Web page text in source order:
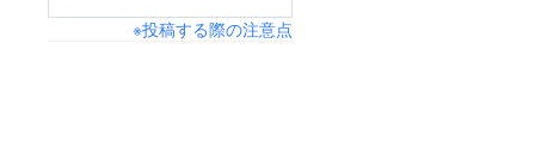
ジャーブ。この地の音
楽・文化には、今号の
も、 イラン発祥の音
※投稿する際の注意点